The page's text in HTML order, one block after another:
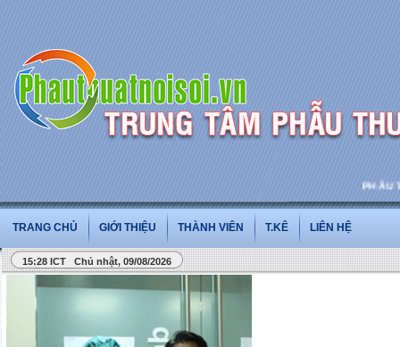
PHẪU
TRANG CHỦ GIỚI THIỆU THÀNH VIÊN T.KÊ LIÊN HỆ
15:28 ICT Chủ nhật, 09/08/2026